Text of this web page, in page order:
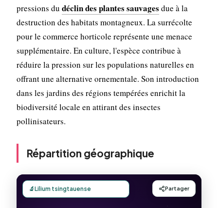
pressions du déclin des plantes sauvages due à la
destruction des habitats montagneux. La surrécolte
pour le commerce horticole représente une menace
supplémentaire. En culture, l'espèce contribue à
réduire la pression sur les populations naturelles en
offrant une alternative ornementale. Son introduction
dans les jardins des régions tempérées enrichit la
biodiversité locale en attirant des insectes
pollinisateurs.
Répartition géographique